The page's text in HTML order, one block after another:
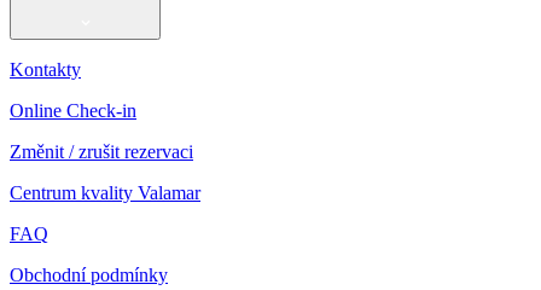
Kontakty
Online Check-in
Změnit / zrušit rezervaci
Centrum kvality Valamar
FAQ
Obchodní podmínky